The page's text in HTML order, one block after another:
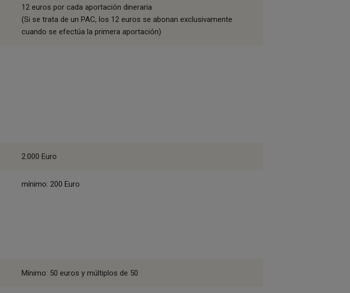
12 euros por cada aportación dineraria
(Si se trata de un PAC, los 12 euros se abonan exclusivamente
cuando se efectúa la primera aportación)
2.000 Euro
mínimo: 200 Euro
Mínimo: 50 euros y múltiplos de 50